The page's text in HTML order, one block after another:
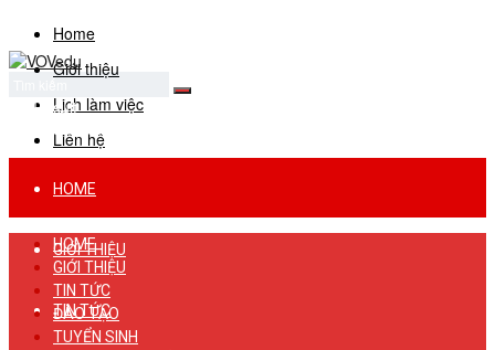
Home
Giới thiệu
Lịch làm việc
Liên hệ
No Result
View All Result
HOME
GIỚI THIỆU
TIN TỨC
HOME
GIỚI THIỆU
TIN TỨC
ĐÀO TẠO
TUYỂN SINH